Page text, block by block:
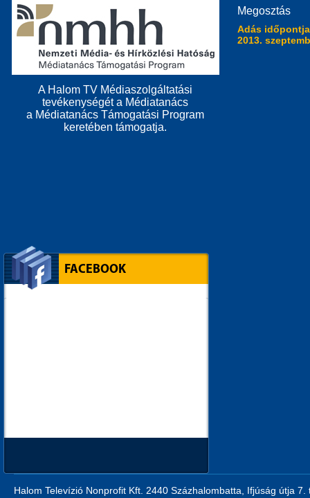
Megosztás
Adás
2013.
A Halom TV Médiaszolgáltatási
tevékenységét a Médiatanács
a Médiatanács Támogatási Program
keretében támogatja.
FACEBOOK
Halom Televízió Nonprofit Kft. 2440 Százhalombatta, Ifjúság útja